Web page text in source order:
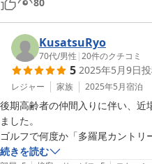
KusatsuRyo
70代/男性 |20件のクチコミ
5 2025年5月9日
レジャー 家族 2025年5月宿泊
後期高齢者の仲間入りに伴い、近
ました。
ゴルフで何度か「多羅尾カントリ
は知って
続きを読む